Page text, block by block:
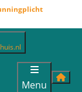
Menu